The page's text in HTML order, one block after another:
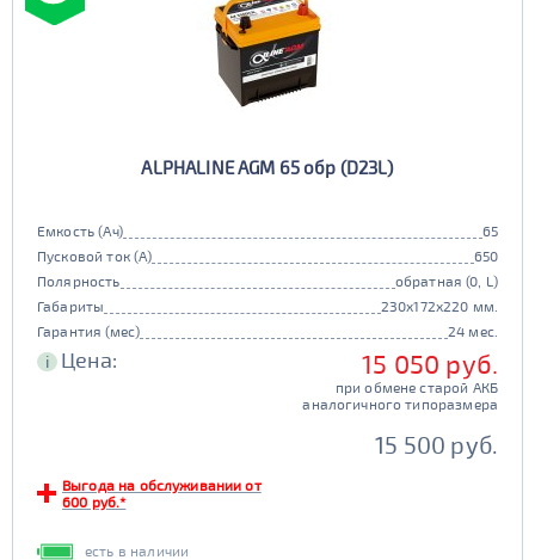
ALPHALINE AGM 65 обр (D23L)
Емкость (Ач)
65
Пусковой ток (А)
650
Полярность
обратная (0, L)
Габариты
230x172x220 мм.
Гарантия (мес)
24 мес.
i Цена: 15 050 руб.
при обмене старой АКБ
аналогичного типоразмера
15 500 руб.
Выгода на обслуживании от
600 руб.*
есть в наличии